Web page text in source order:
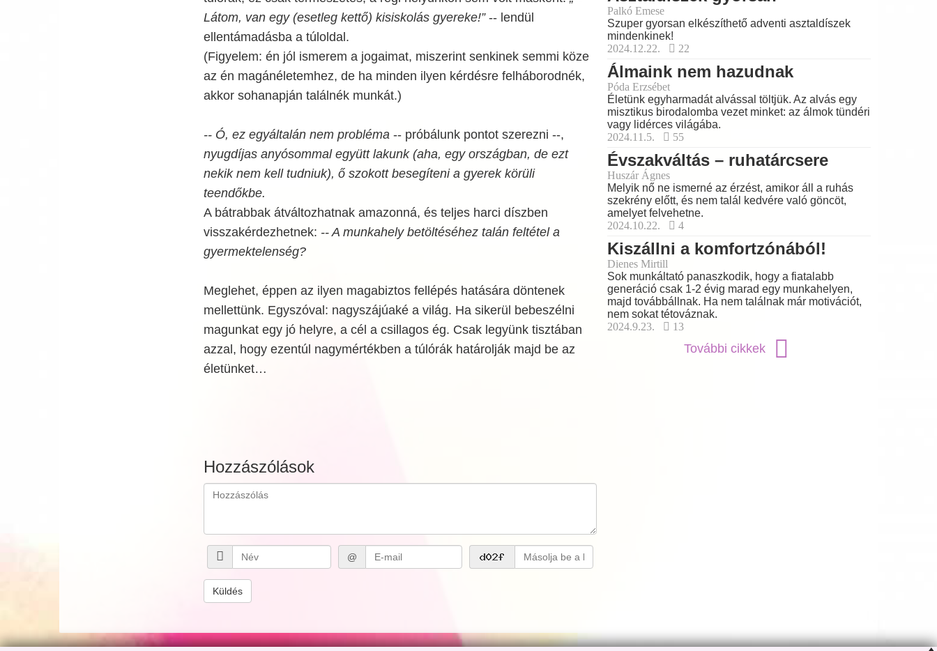
Látom, van egy (esetleg kettő) kisiskolás gyereke!”-- lendül
ellentámadásba a túloldal.
(Figyelem: én jól ismerem a jogaimat, miszerint senkinek semmi köze
az én magánéletemhez, de ha minden ilyen kérdésre felháborodnék,
akkor sohanapján találnék munkát.)
-- Ó, ez egyáltalán nem probléma-- próbálunk pontot szerezni --,
nyugdíjas anyósommal együtt lakunk (aha, egy országban, de ezt
nekik nem kell tudniuk), ő szokott besegíteni a gyerek körüli
teendőkbe.
A bátrabbak átváltozhatnak amazonná, és teljes harci díszben
visszakérdezhetnek: -- A munkahely betöltéséhez talán feltétel a
gyermektelenség?
Meglehet, éppen az ilyen magabiztos fellépés hatására döntenek
mellettünk. Egyszóval: nagyszájúaké a világ. Ha sikerül bebeszélni
magunkat egy jó helyre, a cél a csillagos ég. Csak legyünk tisztában
azzal, hogy ezentúl nagymértékben a túlórák határolják majd be az
életünket…
Hozzászólások
@
Küldés
Palkó Emese
Szuper gyorsan elkészíthető adventi asztaldíszek
mindenkinek!
2024.12.22.
22
Álmaink nem hazudnak
Póda Erzsébet
Életünk egyharmadát alvással töltjük. Az alvás egy
misztikus birodalomba vezet minket: az álmok tündéri
vagy lidérces világába.
2024.11.5.
55
Évszakváltás – ruhatárcsere
Huszár Ágnes
Melyik nő ne ismerné az érzést, amikor áll a ruhás
szekrény előtt, és nem talál kedvére való göncöt,
amelyet felvehetne.
2024.10.22.
4
Kiszállni a komfortzónából!
Dienes Mirtill
Sok munkáltató panaszkodik, hogy a fiatalabb
generáció csak 1-2 évig marad egy munkahelyen,
majd továbbállnak. Ha nem találnak már motivációt,
nem sokat tétováznak.
2024.9.23.
13
További cikkek